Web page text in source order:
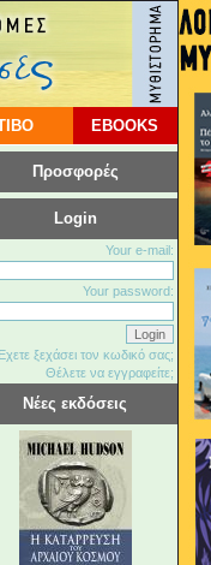
EBOOKS
Προσφορές
Login
Your e-mail:
Your password:
Εχετε ξεχάσει τον κωδικό σας;
Θέλετε να εγγραφείτε;
Νέες εκδόσεις